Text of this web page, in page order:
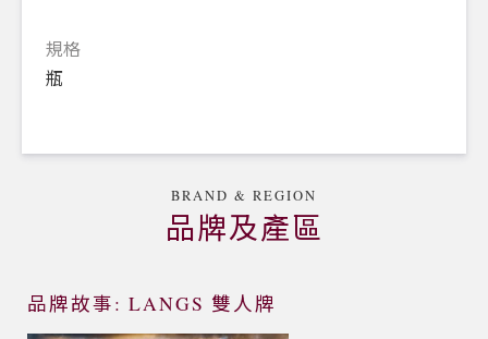
規格
瓶
BRAND & REGION
品牌及產區
品牌故事: LANGS 雙人牌